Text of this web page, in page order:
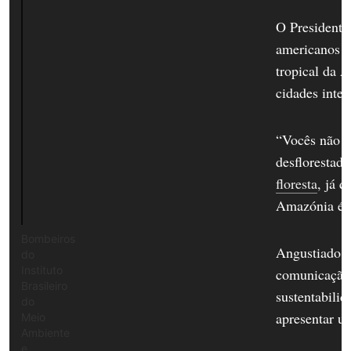
O
americanos
tropical da
cidades
“Vocês não
floresta, já
Amazónia
Angustiado
apresentar